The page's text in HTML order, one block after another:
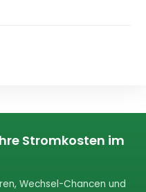
Stromkosten im
Wechsel-Chancen und